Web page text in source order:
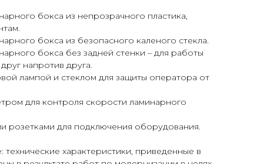
бокса из непрозрачного пластика,
бокса из безопасного каленого стекла.
бокса без задней стенки – для работы
напротив друга.
лампой и стеклом для защиты оператора от
для контроля скорости ламинарного
розетками для подключения оборудования.
характеристики, приведенные в